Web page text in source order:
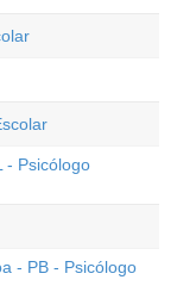
- Psicólogo
- PB - Psicólogo